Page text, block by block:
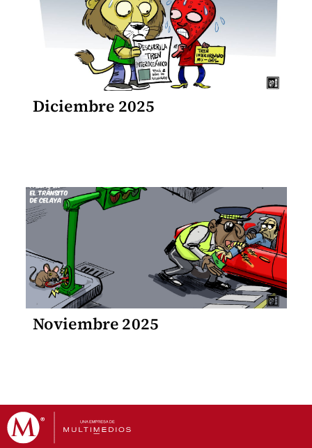
Diciembre 2025
Noviembre 2025